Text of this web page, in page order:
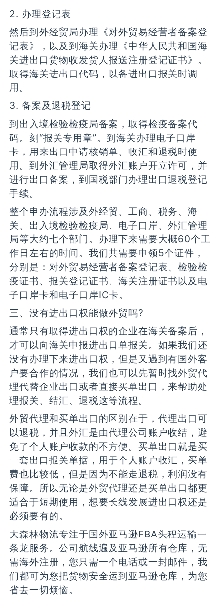
2. 办理登记表
然后到外经贸局办理《对外贸易经营者备案登
记表》，以及到海关办理《中华人民共和国海
关进出口货物收发货人报送注册登记证书》。
取得海关进出口代码，以备进出口报关时调
用。
3. 备案及退税登记
到出入境检验检疫局备案，取得检疫备案代
码。刻“报关专用章”。到海关办理电子口岸
卡，用来出口申请核销单、收汇和退税时使
用。到外汇管理局取得外汇账户开立许可，并
进行出口备案，到国税部门办理出口退税登记
手续。
整个申办流程涉及外经贸、工商、税务、海
关、出入境检验检疫局、电子口岸、外汇管理
局等大约七个部门。办理下来需要大概60个工
作日左右的时间。我们共需要申领5个证件，
分别是：对外贸易经营者备案登记表、检验检
疫证书、报关登记证书、海关注册证书以及电
子口岸卡和电子口岸IC卡。
三、没有进出口权能做外贸吗?
通常只有取得进出口权的企业在海关备案后，
才可以向海关申报进出口单报关。如果我们还
没有办理下来进出口权，但是又遇到有国外客
户要合作的情况，我们也可以先暂时找外贸代
理代替企业出口或者直接买单出口，来帮助处
理报关、结汇、退税这等流程。
外贸代理和买单出口的区别在于，代理出口可
以退税，并且外汇是由代理公司账户收结，避
免了个人账户收款的不方便。买单出口就是买
一套出口报关单据，用于个人账户收汇，买单
费也比较低，但是因为不能走退税，利润没有
保障。所以无论是外贸代理还是买单出口都更
适合于短期使用，想要长线发展进出口权还是
必须要有的。
大森林物流专注于国外亚马逊FBA头程运输一
条龙服务。公司航线遍及亚马逊所有仓库，无
需海外注册，您只需一个电话或一封邮件，我
们都可为您把货物安全运到亚马逊仓库，为您
省去一切烦恼。